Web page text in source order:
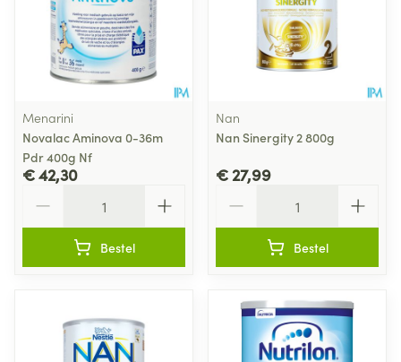
Menarini
Novalac Aminova 0-36m
Pdr 400g Nf
€ 42,30
Bestel
Nan
Nan Sinergity 2 800g
€ 27,99
Bestel